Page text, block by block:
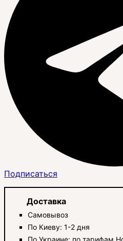
Подписаться
Доставка
Самовывоз
По Киеву: 1-2 дня
По Украине: по тарифам